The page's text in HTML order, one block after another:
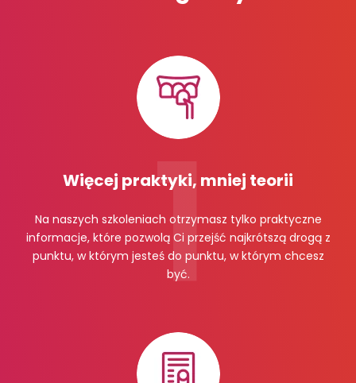
Więcej praktyki, mniej teorii
Na naszych szkoleniach otrzymasz tylko praktyczne
informacje, które pozwolą Ci przejść najkrótszą drogą z
punktu, w którym jesteś do punktu, w którym chcesz
być.